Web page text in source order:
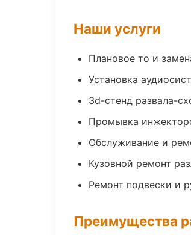
Наши услуги
Плановое то и
Установка
3d-стенд развала-
Промывка
Обслуживание и
Кузовной ремонт
Ремонт подвески и
Преимущества